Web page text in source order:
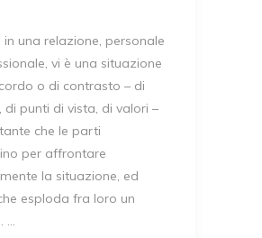
in una relazione, personale
vi è una situazione
o di contrasto – di
di punti di vista, di valori –
che le parti
per affrontare
la situazione, ed
esploda fra loro un
…